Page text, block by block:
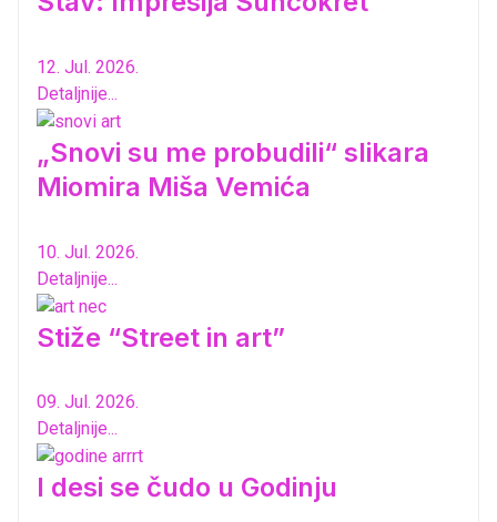
12. Jul. 2026.
Detaljnije...
„Snovi su me probudili“ slikara
Miomira Miša Vemića
10. Jul. 2026.
Detaljnije...
Stiže “Street in art”
09. Jul. 2026.
Detaljnije...
I desi se čudo u Godinju